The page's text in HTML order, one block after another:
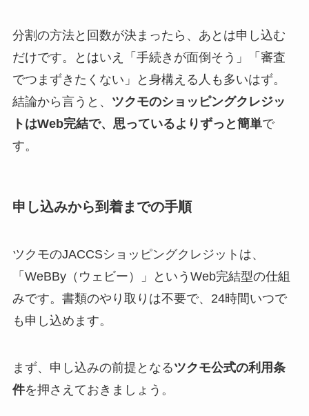
分割の方法と回数が決まったら、あとは申し込む
だけです。とはいえ「手続きが面倒そう」「審査
でつまずきたくない」と身構える人も多いはず。
結論から言うと、 ツクモのショッピングクレジッ
トはWeb完結で、思っているよりずっと簡単で
す。
申し込みから到着までの手順
ツクモのJACCSショッピングクレジットは、
「WeBBy（ウェビー）」というWeb完結型の仕組
みです。書類のやり取りは不要で、24時間いつで
も申し込めます。
まず、申し込みの前提となるツクモ公式の利用条
件を押さえておきましょう。